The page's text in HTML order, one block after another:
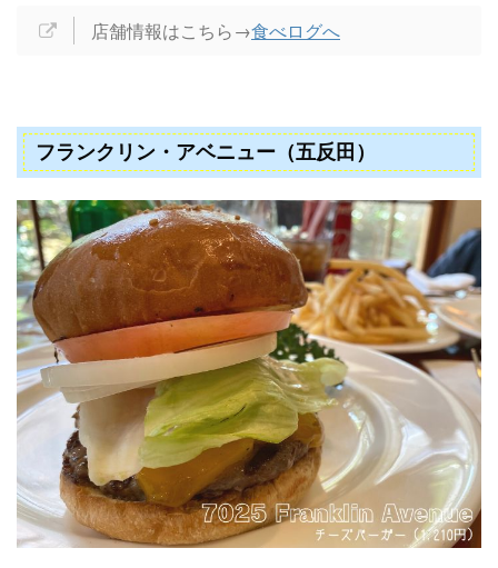
店舗情報はこちら→食べログへ
フランクリン・アベニュー（五反田）